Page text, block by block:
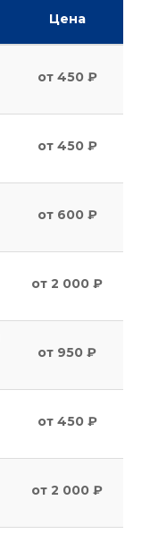
Цена
от 450 ₽
от 450 ₽
от 600 ₽
от 2 000 ₽
от 950 ₽
от 450 ₽
от 2 000 ₽